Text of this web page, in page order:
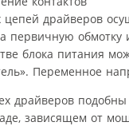
драйверов
первичную обмотку
блока питания
Переменное
драйверов
зависящем от